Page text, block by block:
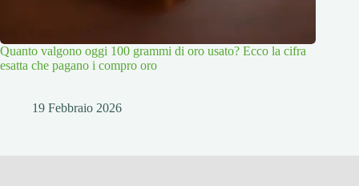
Quanto valgono oggi 100 grammi di oro usato? Ecco la cifra
esatta che pagano i compro oro
19 Febbraio 2026